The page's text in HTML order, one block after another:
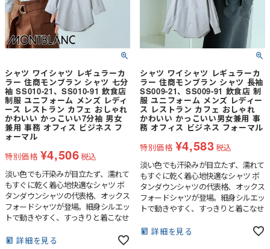
シャツ ワイシャツ レギュラーカ
ラー 住商モンブラン シャツ 七分
袖 SS010-21、SS010-91 飲食店
制服 ユニフォーム メンズ レディ
ース レストラン カフェ おしゃれ
かわいい かっこいい7分袖 男女
兼用 事務 オフィス ビジネス フ
ォーマル
特別価格 ¥4,506税込
淡い色でも汗染みが目立たず、濡れて
もすぐに乾く着心地快適なシャツ ボ
タンダウンシャツの代表格、オックス
フォードシャツが登場。細身シルエッ
トで動きやすく、すっきりと着こなせ
吸水速乾素材「ドライオックス」を採
詳細を見る
シャツ ワイシャツ レギュラーカ
ラー 住商モンブラン シャツ 長袖
SS009-21、SS009-91 飲食店 制
服 ユニフォーム メンズ レディー
ス レストラン カフェ おしゃれ
かわいい かっこいい男女兼用 事
務 オフィス ビジネス フォーマル
特別価格 ¥4,583税込
淡い色でも汗染みが目立たず、濡れて
もすぐに乾く着心地快適なシャツ ボ
タンダウンシャツの代表格、オックス
フォードシャツが登場。細身シルエッ
トで動きやすく、すっきりと着こなせ
吸水速乾素材「ドライオックス」を採
詳細を見る